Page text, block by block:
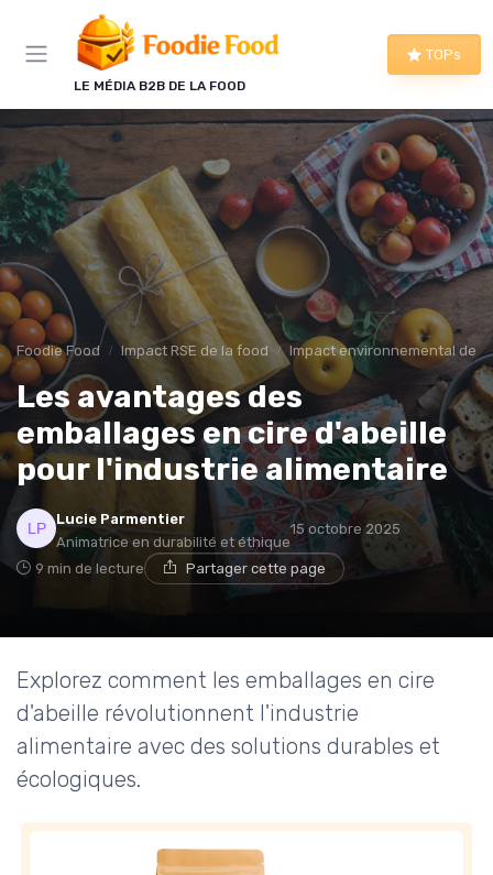
LE MÉDIA B2B DE LA FOOD
TOPs
Foodie Food Impact RSE de la food Impact environnemental de
Les avantages des
emballages en cire d'abeille
pour l'industrie alimentaire
Lucie Parmentier
Animatrice en durabilité et éthique
15 octobre 2025
9 min de lecture Partager cette page
Explorez comment les emballages en cire
d'abeille révolutionnent l'industrie
alimentaire avec des solutions durables et
écologiques.
Panneau de gestion des cookies